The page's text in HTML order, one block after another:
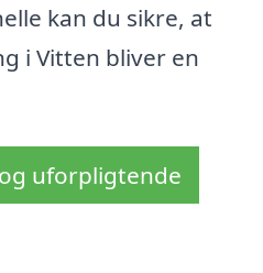
kan du sikre, at
i Vitten bliver en
uforpligtende